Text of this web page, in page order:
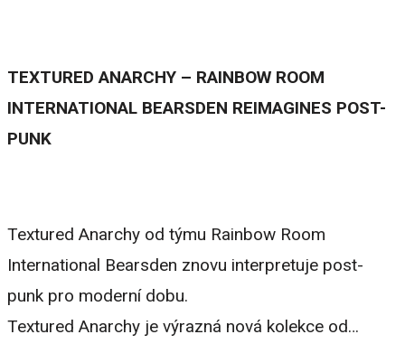
TEXTURED ANARCHY – RAINBOW ROOM
INTERNATIONAL BEARSDEN REIMAGINES POST-
PUNK
Textured Anarchy od týmu Rainbow Room
International Bearsden znovu interpretuje post-
punk pro moderní dobu.
Textured Anarchy je výrazná nová kolekce od…